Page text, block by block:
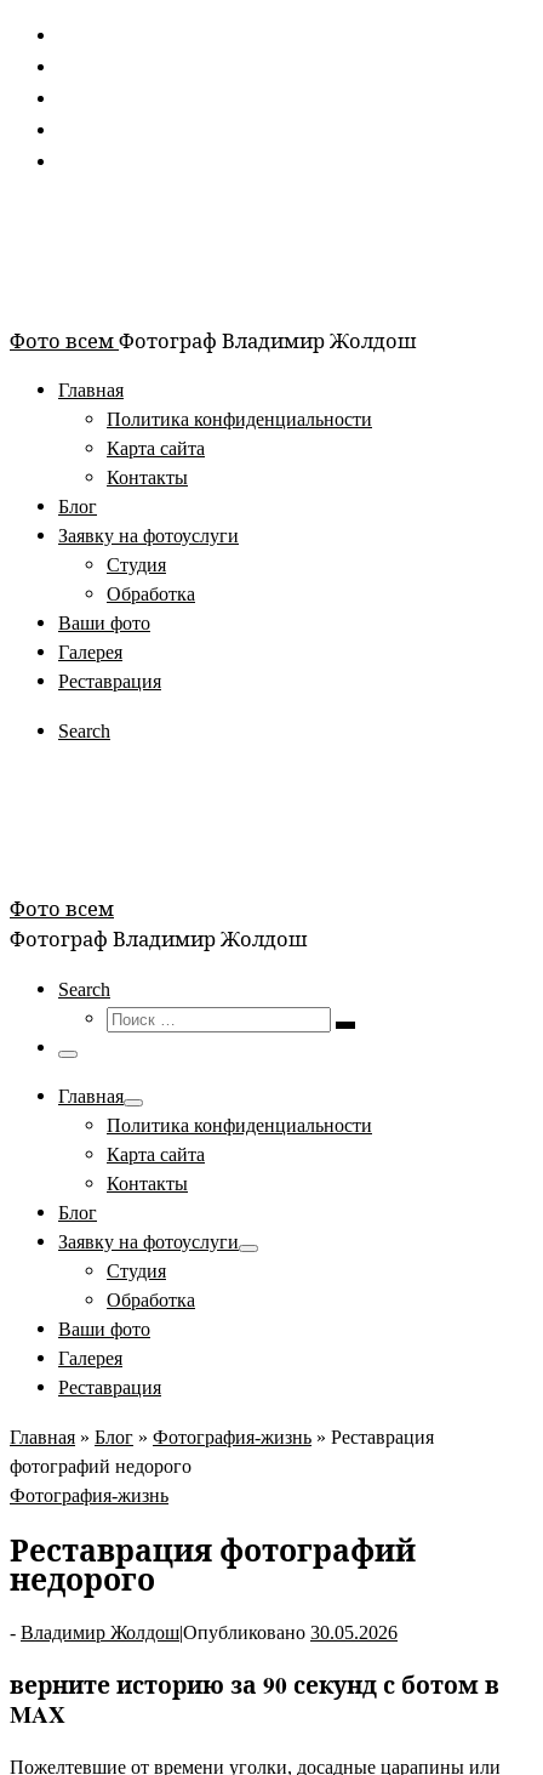
Перейти
содержимому
Фото всемФотограф Владимир Жолдош
Главная
Политика конфиденциальности
Карта сайта
Контакты
Блог
Заявку на фотоуслуги
Студия
Обработка
Ваши фото
Галерея
Реставрация
Search
Фото всем
Фотограф Владимир Жолдош
Search
Поиск
Поиск
Меню
Главная
Политика конфиденциальности
Карта сайта
Контакты
Блог
Заявку на фотоуслуги
Студия
Обработка
Ваши фото
Галерея
Реставрация
Главная » Блог » Фотография-жизнь » Реставрация
фотографий недорого
Фотография-жизнь
Реставрация фотографий
недорого
- Владимир Жолдош|Опубликовано 30.05.2026
верните историю за 90 секунд с ботом в
MAX
Пожелтевшие от времени уголки, досадные царапины или